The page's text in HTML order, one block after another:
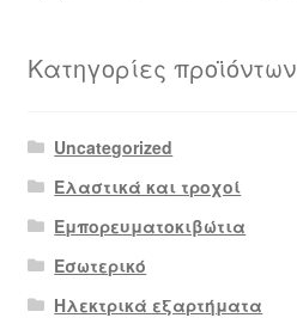
Κατηγορίες προϊόντων
Uncategorized
Ελαστικά και τροχοί
Εμπορευματοκιβώτια
Εσωτερικό
Ηλεκτρικά εξαρτήματα